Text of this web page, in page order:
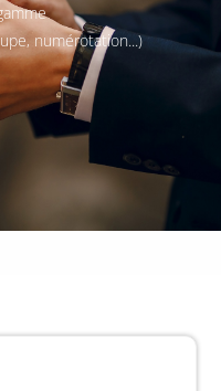
numérotation...)